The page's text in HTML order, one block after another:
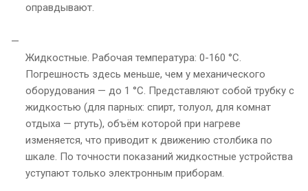
оправдывают.
Жидкостные. Рабочая температура: 0-160 °С.
Погрешность здесь меньше, чем у механического
оборудования — до 1 °С. Представляют собой трубку с
жидкостью (для парных: спирт, толуол, для комнат
отдыха — ртуть), объём которой при нагреве
изменяется, что приводит к движению столбика по
шкале. По точности показаний жидкостные устройства
уступают только электронным приборам.